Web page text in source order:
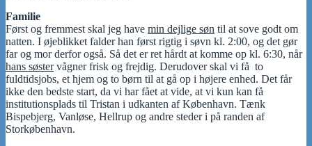
Familie
Først og fremmest skal jeg have min dejlige søn til at sove godt om
natten. I øjeblikket falder han først rigtig i søvn kl. 2:00, og det gør
far og mor derfor også. Så det er ret hårdt at komme op kl. 6:30, når
hans søstervågner frisk og frejdig. Derudover skal vi få to
fuldtidsjobs, et hjem og to børn til at gå op i højere enhed. Det får
ikke den bedste start, da vi har fået at vide, at vi kun kan få
institutionsplads til Tristan i udkanten af København. Tænk
Bispebjerg, Vanløse, Hellrup og andre steder i på randen af
Storkøbenhavn.